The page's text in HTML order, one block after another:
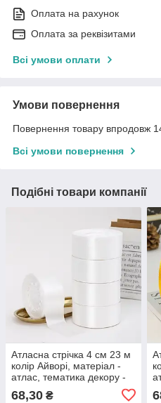
Оплата на рахунок
Оплата за реквізитами
Всі умови оплати
Умови повернення
Повернення товару впродовж
Всі умови повернення
Подібні товари компанії
Атласна стрічка 4 см 23 м
колір Айворі, матеріал -
атлас, тематика декору -
68,30 ₴